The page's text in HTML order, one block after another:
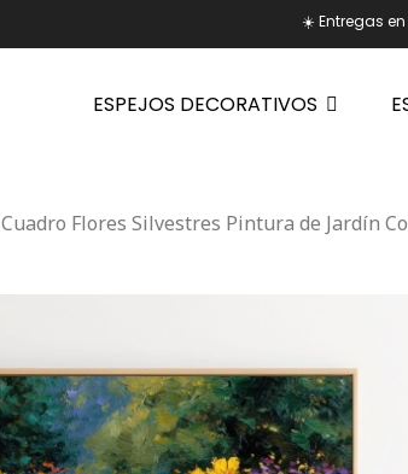
☀️ Entregas
ESPEJOS DECORATIVOS
Cuadro Flores Silvestres Pintura de Jardín